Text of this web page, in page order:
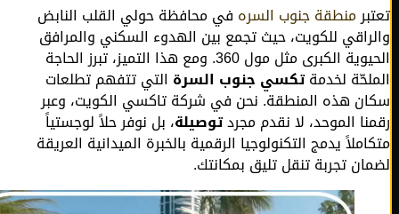
منطقة جنوب السرهفي محافظة حولي القلب النابض
للكويت، حيث تجمع بين الهدوء السكني والمرافق
الحيوية الكبرى مثل مول 360. ومع هذا التميز، تبرز الحاجة
لخدمةتكسي جنوب السرةالتي تتفهم تطلعات
هذه المنطقة. نحن في شركة تاكسي الكويت، وعبر
الموحد، لا نقدم مجردتوصيلة، بل نوفر حلاً لوجستياً
يدمج التكنولوجيا الرقمية بالخبرة الميدانية العريقة
تجربة تنقل تليق بمكانتك.